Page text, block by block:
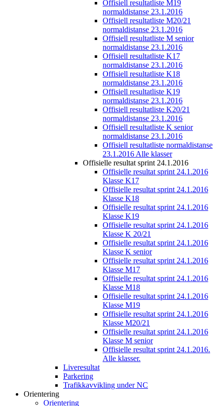
Offisiell resultatliste M19
normaldistanse 23.1.2016
Offisiell resultatliste M20/21
normaldistanse 23.1.2016
Offisiell resultatliste M senior
normaldistanse 23.1.2016
Offisiell resultatliste K17
normaldistanse 23.1.2016
Offisiell resultatliste K18
normaldistanse 23.1.2016
Offisiell resultatliste K19
normaldistanse 23.1.2016
Offisiell resultatliste K20/21
normaldistanse 23.1.2016
Offisiell resultatliste K senior
normaldistanse 23.1.2016
Offisiell resultatliste normaldistanse
23.1.2016 Alle klasser
Offisielle resultat sprint 24.1.2016
Offisielle resultat sprint 24.1.2016
Klasse K17
Offisielle resultat sprint 24.1.2016
Klasse K18
Offisielle resultat sprint 24.1.2016
Klasse K19
Offisielle resultat sprint 24.1.2016
Klasse K 20/21
Offisielle resultat sprint 24.1.2016
Klasse K senior
Offisielle resultat sprint 24.1.2016
Klasse M17
Offisielle resultat sprint 24.1.2016
Klasse M18
Offisielle resultat sprint 24.1.2016
Klasse M19
Offisielle resultat sprint 24.1.2016
Klasse M20/21
Offisielle resultat sprint 24.1.2016
Klasse M senior
Offisielle resultat sprint 24.1.2016.
Alle klasser.
Liveresultat
Parkering
Trafikkavvikling under NC
Orientering
Orientering